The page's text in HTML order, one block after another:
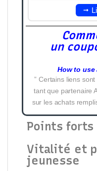
un
How to
” Certains liens
tant que partenaire
sur les achats
Points forts
Vitalité et
jeunesse